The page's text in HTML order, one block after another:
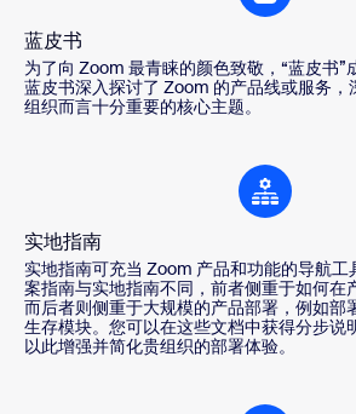
蓝皮书
为了向 Zoom 最青睐的颜色致敬，“蓝皮书”
蓝皮书深入探讨了 Zoom 的产品线或服务，
组织而言十分重要的核心主题。
实地指南
实地指南可充当 Zoom 产品和功能的导航工
案指南与实地指南不同，前者侧重于如何在
而后者则侧重于大规模的产品部署，例如部
生存模块。您可以在这些文档中获得分步说
以此增强并简化贵组织的部署体验。